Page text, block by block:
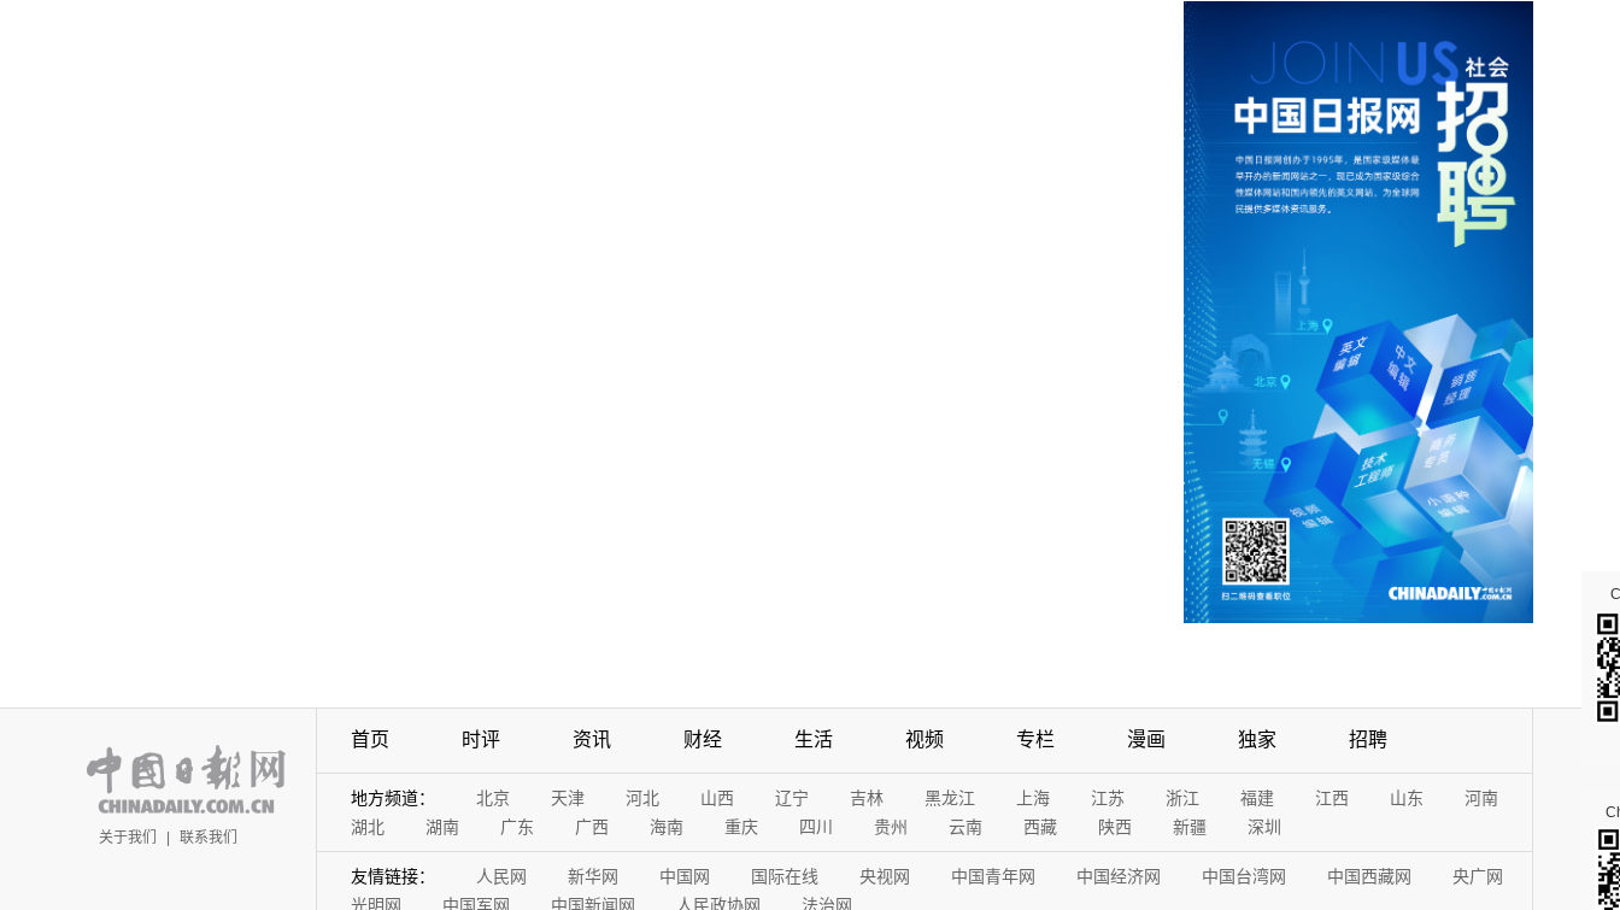
关于我们 | 联系我们
首页 时评 资讯 财经 生活 视频 专栏 漫画 独家 招聘
地方频道： 北京 天津 河北 山西 辽宁 吉林 黑龙江 上海 江苏 浙江 福建 江西 山东
河南
湖北
湖南 广东 广西 海南 重庆 四川 贵州 云南 西藏 陕西 新疆 深圳
友情链接： 人民网 新华网 中国网 国际在线 央视网 中国青年网 中国经济网 中国台湾网 中国西藏网
央广网
光明网
中国军网 中国新闻网 人民政协网 法治网